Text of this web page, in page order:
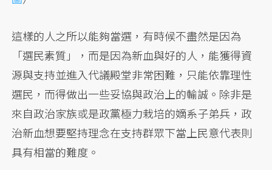
這樣的人之所以能夠當選，有時候不盡然是因為
「選民素質」，而是因為新血與好的人，能獲得資
源與支持並進入代議殿堂非常困難，只能依靠理性
選民，而得做出一些妥協與政治上的輸誠。除非是
來自政治家族或是政黨極力栽培的嫡系子弟兵，政
治新血想要堅持理念在支持群眾下當上民意代表則
具有相當的難度。